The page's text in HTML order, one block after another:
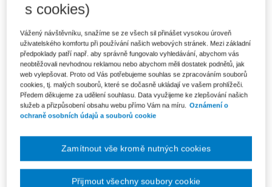
Zahájení podnikání (právní,
ekonomické, daňové, účetní
aspekty),...
Od 629 Kč
s cookies)
Vážený návštěvníku, snažíme se ze všech sil přinášet vysokou úroveň
uživatelského komfortu při používání našich webových stránek. Mezi základní
předpoklady patří např. aby správně fungovalo vyhledávání, abychom vás
neobtěžovali nevhodnou reklamou nebo abychom měli dostatek podnětů, jak
web vylepšovat. Proto od Vás potřebujeme souhlas se zpracováním souborů
cookies, tj. malých souborů, které se dočasně ukládají ve vašem prohlížeči.
Předem děkujeme za udělení souhlasu. Data využijeme ke zlepšování našich
služeb a přizpůsobení obsahu webu přímo Vám na míru. Oznámení o
ochraně osobních údajů a souborů cookie
Zamítnout vše kromě nutných cookies
Přijmout všechny soubory cookie